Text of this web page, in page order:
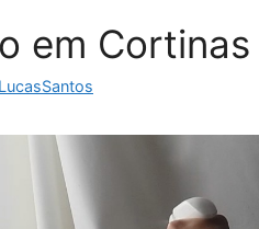
em
LucasSantos